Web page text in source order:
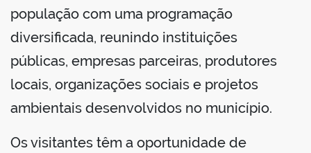
população com uma programação
diversificada, reunindo instituições
públicas, empresas parceiras, produtores
locais, organizações sociais e projetos
ambientais desenvolvidos no município.
Os visitantes têm a oportunidade de